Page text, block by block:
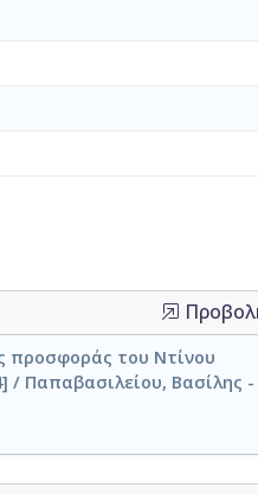
προσφοράς του Ντίνου
/ Παπαβασιλείου, Βασίλης -